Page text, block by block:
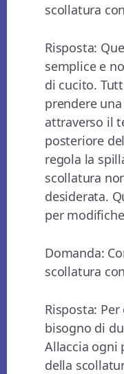
scollatura
Risposta:
semplice e
di cucito.
prendere
attraverso il
posteriore
regola la
scollatura
desiderata.
per
Domanda:
scollatura
Risposta:
bisogno di
Allaccia ogni
della